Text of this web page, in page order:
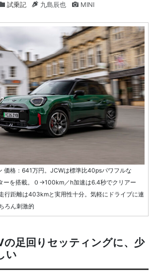
試乗記 九島辰也 MINI
価格：641万円。JCWは標準比40psパワフルな
ーを搭載。０→100km／h加速は6.4秒でクリアー
行距離は403kmと実用性十分。気軽にドライブに連
ろん刺激的
の足回りセッティングに、少
い